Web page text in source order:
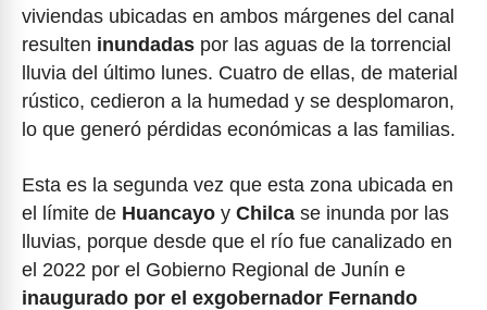
viviendas ubicadas en ambos márgenes del canal
resulten inundadas por las aguas de la torrencial
lluvia del último lunes. Cuatro de ellas, de material
rústico, cedieron a la humedad y se desplomaron,
lo que generó pérdidas económicas a las familias.
Esta es la segunda vez que esta zona ubicada en
el límite de Huancayo y Chilca se inunda por las
lluvias, porque desde que el río fue canalizado en
el 2022 por el Gobierno Regional de Junín e
inaugurado por el exgobernador Fernando